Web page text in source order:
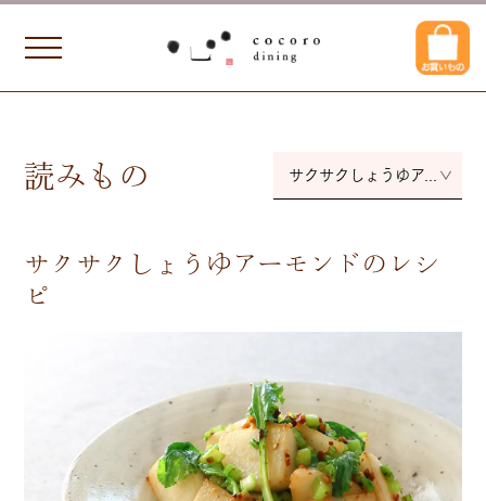
読みもの サクサクしょうゆアーモンド
サクサクしょうゆアーモンドのレシ
ピ